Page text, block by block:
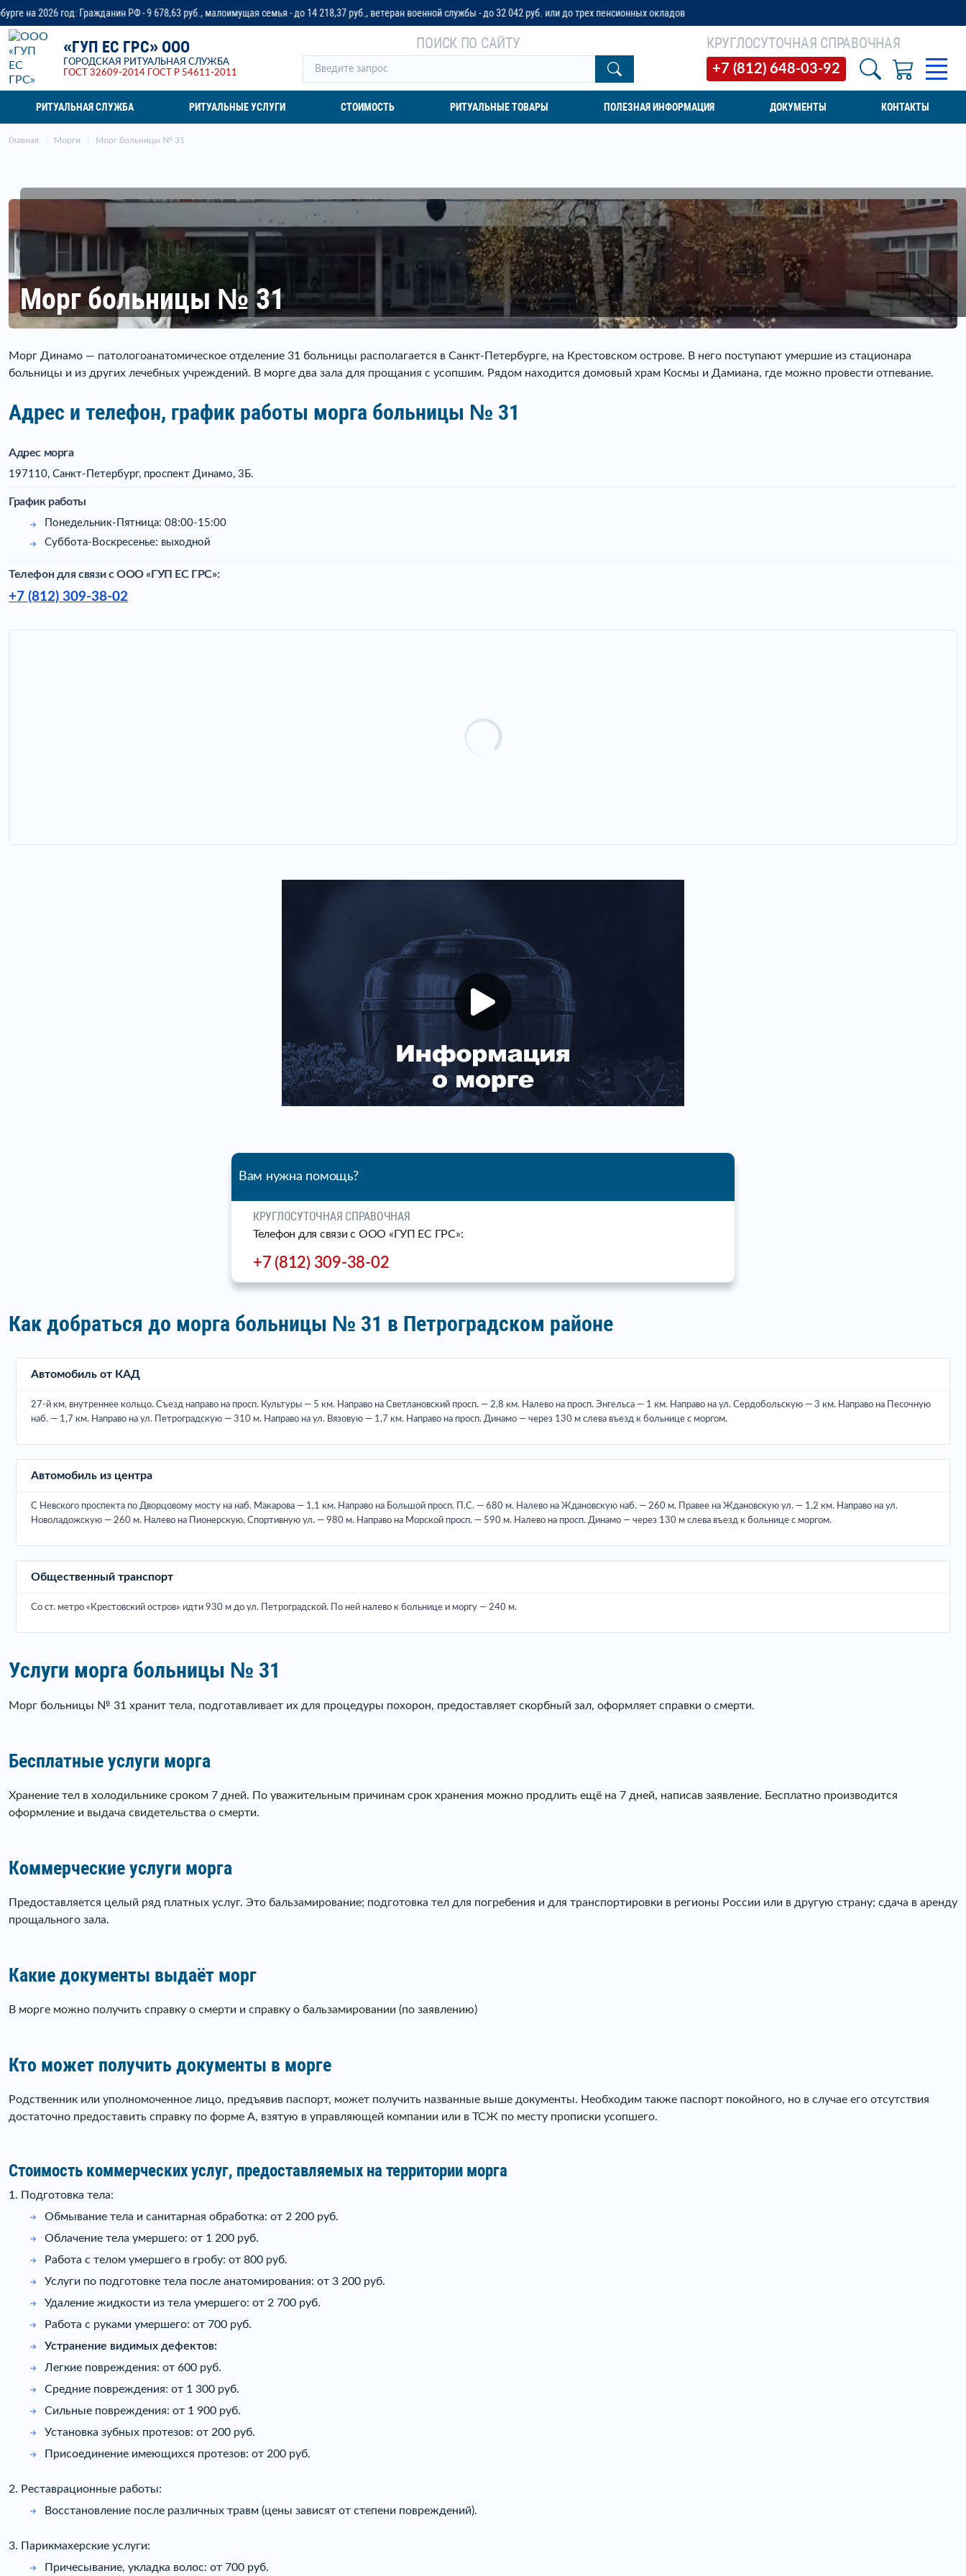
РФ - 9 678,63 руб., малоимущая семья - до 14 218,37 руб., ветеран военной службы - до 32 042 руб. или до трех пенсионных окладов
«ГУП ЕС ГРС» ООО
ГОРОДСКАЯ РИТУАЛЬНАЯ СЛУЖБА
ГОСТ 32609-2014
ГОСТ Р 54611-2011
ПОИСК ПО САЙТУ КРУГЛОСУТОЧНАЯ СПРАВОЧНАЯ
+7 (812) 648-03-92
РИТУАЛЬНАЯ СЛУЖБА РИТУАЛЬНЫЕ УСЛУГИ СТОИМОСТЬ РИТУАЛЬНЫЕ ТОВАРЫ ПОЛЕЗНАЯ ИНФОРМАЦИЯ ДОКУМЕНТЫ КОНТАКТЫ
Главная Морги Морг больницы № 31
Морг больницы № 31
Морг Динамо — патологоанатомическое отделение 31 больницы располагается в Санкт-Петербурге, на Крестовском острове. В него поступают умершие из стационара
больницы и из других лечебных учреждений. В морге два зала для прощания с усопшим. Рядом находится домовый храм Космы и Дамиана, где можно провести отпевание.
Адрес и телефон, график работы морга больницы № 31
Адрес морга
197110, Санкт-Петербург, проспект Динамо, 3Б.
График работы
Понедельник-Пятница: 08:00-15:00
Суббота-Воскресенье: выходной
Телефон для связи c ООО «ГУП ЕС ГРС»:
+7 (812) 309-38-02
Вам нужна помощь?
КРУГЛОСУТОЧНАЯ СПРАВОЧНАЯ
Телефон для связи c ООО «ГУП ЕС ГРС»:
+7 (812) 309-38-02
Как добраться до морга больницы № 31 в Петроградском районе
Автомобиль от КАД
27-й км, внутреннее кольцо. Съезд направо на просп. Культуры — 5 км. Направо на Светлановский просп. — 2,8 км. Налево на просп. Энгельса — 1 км. Направо на ул. Сердобольскую — 3 км. Направо на Песочную
наб. — 1,7 км. Направо на ул. Петроградскую — 310 м. Направо на ул. Вязовую — 1,7 км. Направо на просп. Динамо — через 130 м слева въезд к больнице с моргом.
Автомобиль из центра
С Невского проспекта по Дворцовому мосту на наб. Макарова — 1,1 км. Направо на Большой просп. П.С. — 680 м. Налево на Ждановскую наб. — 260 м. Правее на Ждановскую ул. — 1,2 км. Направо на ул.
Новоладожскую — 260 м. Налево на Пионерскую, Спортивную ул. — 980 м. Направо на Морской просп. — 590 м. Налево на просп. Динамо — через 130 м слева въезд к больнице с моргом.
Общественный транспорт
Со ст. метро «Крестовский остров» идти 930 м до ул. Петроградской. По ней налево к больнице и моргу — 240 м.
Услуги морга больницы № 31
Морг больницы № 31 хранит тела, подготавливает их для процедуры похорон, предоставляет скорбный зал, оформляет справки о смерти.
Бесплатные услуги морга
Хранение тел в холодильнике сроком 7 дней. По уважительным причинам срок хранения можно продлить ещё на 7 дней, написав заявление. Бесплатно производится
оформление и выдача свидетельства о смерти.
Коммерческие услуги морга
Предоставляется целый ряд платных услуг. Это бальзамирование; подготовка тел для погребения и для транспортировки в регионы России или в другую страну; сдача в аренду
прощального зала.
Какие документы выдаёт морг
В морге можно получить справку о смерти и справку о бальзамировании (по заявлению)
Кто может получить документы в морге
Родственник или уполномоченное лицо, предъявив паспорт, может получить названные выше документы. Необходим также паспорт покойного, но в случае его отсутствия
достаточно предоставить справку по форме А, взятую в управляющей компании или в ТСЖ по месту прописки усопшего.
Стоимость коммерческих услуг, предоставляемых на территории морга
1. Подготовка тела:
Обмывание тела и санитарная обработка: от 2 200 руб.
Облачение тела умершего: от 1 200 руб.
Работа с телом умершего в гробу: от 800 руб.
Услуги по подготовке тела после анатомирования: от 3 200 руб.
Удаление жидкости из тела умершего: от 2 700 руб.
Работа с руками умершего: от 700 руб.
Устранение видимых дефектов:
Легкие повреждения: от 600 руб.
Средние повреждения: от 1 300 руб.
Сильные повреждения: от 1 900 руб.
Установка зубных протезов: от 200 руб.
Присоединение имеющихся протезов: от 200 руб.
2. Реставрационные работы:
Восстановление после различных травм (цены зависят от степени повреждений).
3. Парикмахерские услуги:
Причесывание, укладка волос: от 700 руб.